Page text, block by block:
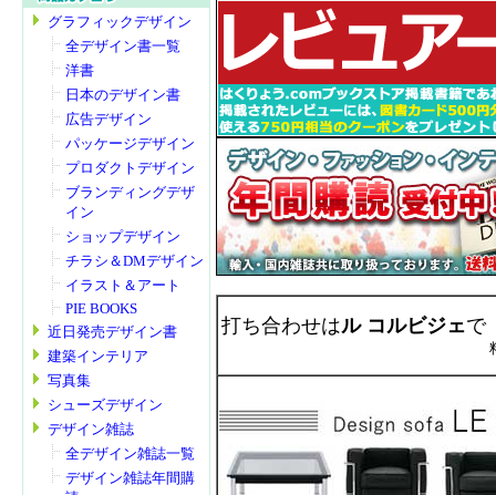
グラフィックデザイン
全デザイン書一覧
洋書
日本のデザイン書
広告デザイン
パッケージデザイン
プロダクトデザイン
ブランディングデザ
イン
ショップデザイン
チラシ＆DMデザイン
イラスト＆アート
PIE BOOKS
近日発売デザイン書
建築インテリア
写真集
シューズデザイン
デザイン雑誌
全デザイン雑誌一覧
デザイン雑誌年間購
打ち合わせはル コルビジェで